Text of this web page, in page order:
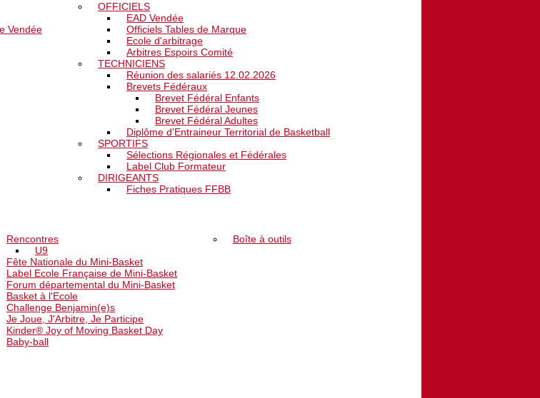
Vendée
OFFICIELS
EAD Vendée
Officiels Tables de Marque
Ecole d'arbitrage
Arbitres Espoirs Comité
TECHNICIENS
Réunion des salariés 12.02.2026
Brevets Fédéraux
Brevet Fédéral Enfants
Brevet Fédéral Jeunes
Brevet Fédéral Adultes
Diplôme d'Entraineur Territorial de Basketball
SPORTIFS
Sélections Régionales et Fédérales
Label Club Formateur
DIRIGEANTS
Fiches Pratiques FFBB
Rencontres
U9
Fête Nationale du Mini-Basket
Label Ecole Française de Mini-Basket
Forum départemental du Mini-Basket
Basket à l'Ecole
Challenge Benjamin(e)s
Je Joue, J'Arbitre, Je Participe
Kinder® Joy of Moving Basket Day
Baby-ball
Boîte à outils